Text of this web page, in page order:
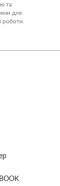
та
для
роботи.